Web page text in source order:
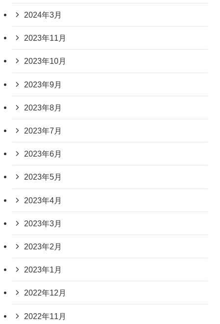
2024年3月
2023年11月
2023年10月
2023年9月
2023年8月
2023年7月
2023年6月
2023年5月
2023年4月
2023年3月
2023年2月
2023年1月
2022年12月
2022年11月